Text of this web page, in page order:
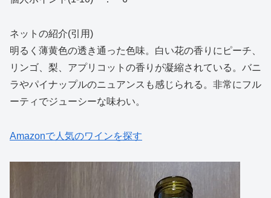
ネットの紹介(引用)
明るく薄黄色の透き通った色味。白い花の香りにピーチ、
リンゴ、梨、アプリコットの香りが凝縮されている。バニ
ラやパイナップルのニュアンスも感じられる。非常にフル
ーティでジューシーな味わい。
Amazonで人気のワインを探す